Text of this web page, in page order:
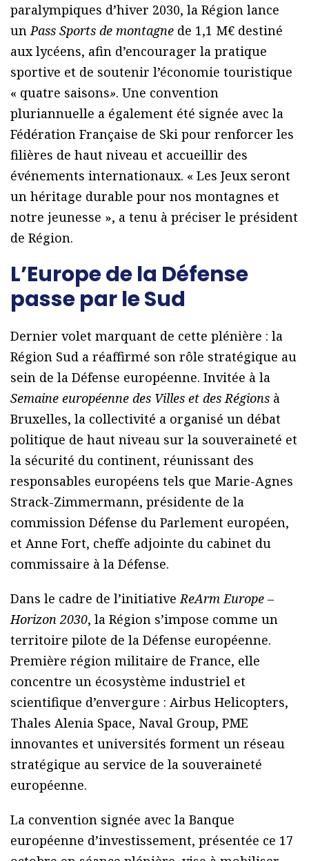
paralympiques d’hiver 2030, la Région lance
unPass Sports de montagne de 1,1 M€ destiné
aux lycéens, afin d’encourager la pratique
sportive et de soutenir l’économie touristique
« quatre saisons». Une convention
pluriannuelle a également été signée avec la
Fédération Française de Ski pour renforcer les
filières de haut niveau et accueillir des
événements internationaux. « Les Jeux seront
un héritage durable pour nos montagnes et
notre jeunesse », a tenu à préciser le président
de Région.
L’Europe de la Défense
passe par le Sud
Dernier volet marquant de cette plénière : la
Région Sud a réaffirmé son rôle stratégique au
sein de la Défense européenne. Invitée à la
Semaine européenne des Villes et des Régions à
Bruxelles, la collectivité a organisé un débat
politique de haut niveau sur la souveraineté et
la sécurité du continent, réunissant des
responsables européens tels que Marie-Agnes
Strack-Zimmermann, présidente de la
commission Défense du Parlement européen,
et Anne Fort, cheffe adjointe du cabinet du
commissaire à la Défense.
Dans le cadre de l’initiativeReArm Europe –
Horizon 2030, la Région s’impose comme un
territoire pilote de la Défense européenne.
Première région militaire de France, elle
concentre un écosystème industriel et
scientifique d’envergure : Airbus Helicopters,
Thales Alenia Space, Naval Group, PME
innovantes et universités forment un réseau
stratégique au service de la souveraineté
européenne.
La convention signée avec la Banque
européenne d’investissement, présentée ce 17